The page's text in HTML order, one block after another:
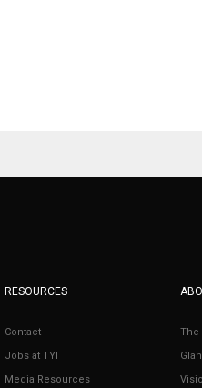
RESOURCES
Contact
Jobs at TYI
Media Resources
The